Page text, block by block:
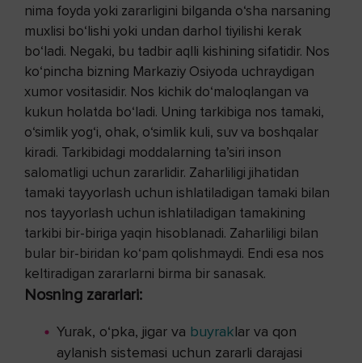
nima foyda yoki zararligini bilganda o‘sha narsaning
muxlisi bo‘lishi yoki undan darhol tiyilishi kerak
bo‘ladi. Negaki, bu tadbir aqlli kishining sifatidir. Nos
ko‘pincha bizning Markaziy Osiyoda uchraydigan
xumor vositasidir. Nos kichik do‘maloqlangan va
kukun holatda bo‘ladi. Uning tarkibiga nos tamaki,
o‘simlik yog‘i, ohak, o‘simlik kuli, suv va boshqalar
kiradi. Tarkibidagi moddalarning ta’siri inson
salomatligi uchun zararlidir. Zaharliligi jihatidan
tamaki tayyorlash uchun ishlatiladigan tamaki bilan
nos tayyorlash uchun ishlatiladigan tamakining
tarkibi bir-biriga yaqin hisoblanadi. Zaharliligi bilan
bular bir-biridan ko‘pam qolishmaydi. Endi esa nos
keltiradigan zararlarni birma bir sanasak.
Nosning zararlari:
Yurak, o‘pka, jigar va buyraklar va qon
aylanish sistemasi uchun zararli darajasi